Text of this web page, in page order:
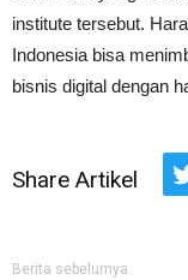
institute tersebut.
Indonesia bisa
bisnis digital dengan
Share Artikel
Berita sebelumya